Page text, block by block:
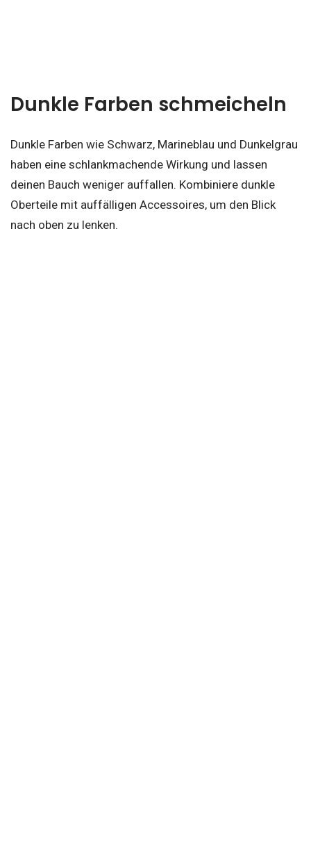
Dunkle Farben schmeicheln
Dunkle Farben wie Schwarz, Marineblau und Dunkelgrau
haben eine schlankmachende Wirkung und lassen
deinen Bauch weniger auffallen. Kombiniere dunkle
Oberteile mit auffälligen Accessoires, um den Blick
nach oben zu lenken.